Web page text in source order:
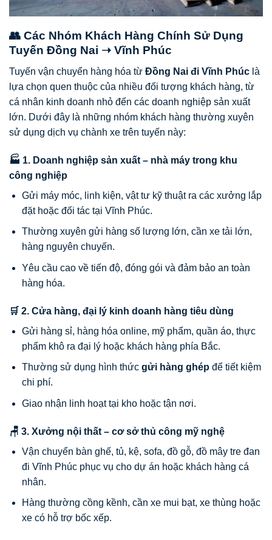
👥 Các Nhóm Khách Hàng Chính Sử Dụng
Tuyến Đồng Nai ➝ Vĩnh Phúc
Tuyến vận chuyển hàng hóa từ Đồng Nai đi Vĩnh Phúc là
lựa chọn quen thuộc của nhiều đối tượng khách hàng, từ
cá nhân kinh doanh nhỏ đến các doanh nghiệp sản xuất
lớn. Dưới đây là những nhóm khách hàng thường xuyên
sử dụng dịch vụ chành xe trên tuyến này:
🏭 1. Doanh nghiệp sản xuất – nhà máy trong khu
công nghiệp
Gửi máy móc, linh kiện, vật tư kỹ thuật ra các xưởng lắp
đặt hoặc đối tác tại Vĩnh Phúc.
Thường xuyên gửi hàng số lượng lớn, cần xe tải lớn,
hàng nguyên chuyến.
Yêu cầu cao về tiến độ, đóng gói và đảm bảo an toàn
hàng hóa.
🛒 2. Cửa hàng, đại lý kinh doanh hàng tiêu dùng
Gửi hàng sỉ, hàng hóa online, mỹ phẩm, quần áo, thực
phẩm khô ra đại lý hoặc khách hàng phía Bắc.
Thường sử dụng hình thức gửi hàng ghépđể tiết kiệm
chi phí.
Giao nhận linh hoạt tại kho hoặc tận nơi.
🪑 3. Xưởng nội thất – cơ sở thủ công mỹ nghệ
Vận chuyển bàn ghế, tủ, kệ, sofa, đồ gỗ, đồ mây tre đan
đi Vĩnh Phúc phục vụ cho dự án hoặc khách hàng cá
nhân.
Hàng thường cồng kềnh, cần xe mui bạt, xe thùng hoặc
xe có hỗ trợ bốc xếp.